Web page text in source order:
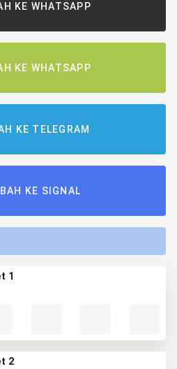
KE WHATSAPP
KE WHATSAPP
KE TELEGRAM
KE SIGNAL
1
2